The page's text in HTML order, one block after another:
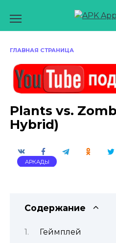
содержанию
ГЛАВНАЯ СТРАНИЦА
Plants vs.
Hybrid)
АРКАДЫ
Содержание
Геймплей